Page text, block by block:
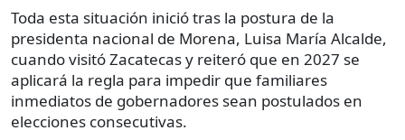
Toda esta situación inició tras la postura de la
presidenta nacional de Morena, Luisa María Alcalde,
cuando visitó Zacatecas y reiteró que en 2027 se
aplicará la regla para impedir que familiares
inmediatos de gobernadores sean postulados en
elecciones consecutivas.